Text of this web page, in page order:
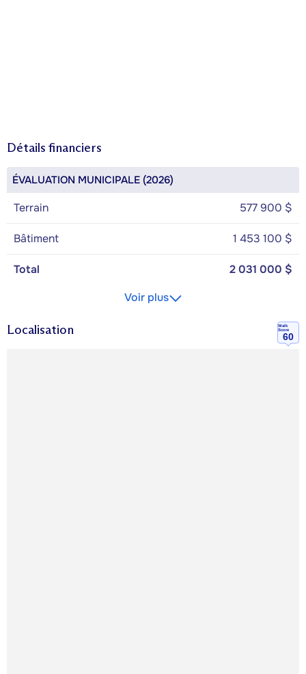
Détails financiers
ÉVALUATION MUNICIPALE (2026)
Terrain 577 900 $
Bâtiment 1 453 100 $
Total
2 031 000 $
Voir plus
Localisation
Walk
Score
60